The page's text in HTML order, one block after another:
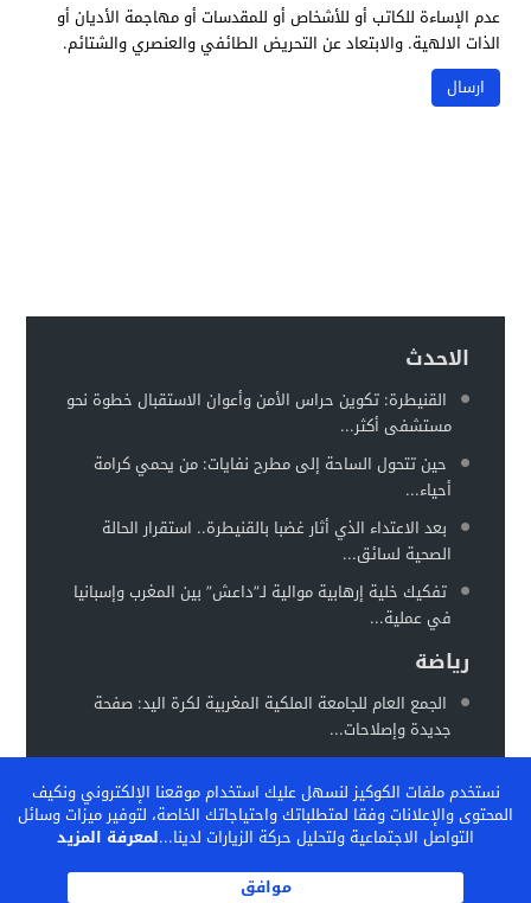
عدم الإساءة للكاتب أو للأشخاص أو للمقدسات أو مهاجمة الأديان أو
الذات الالهية. والابتعاد عن التحريض الطائفي والعنصري والشتائم.
الاحدث
القنيطرة: تكوين حراس الأمن وأعوان الاستقبال خطوة نحو
مستشفى أكثر...
حين تتحول الساحة إلى مطرح نفايات: من يحمي كرامة
أحياء...
بعد الاعتداء الذي أثار غضبا بالقنيطرة.. استقرار الحالة
الصحية لسائق...
تفكيك خلية إرهابية موالية لـ”داعش” بين المغرب وإسبانيا
في عملية...
رياضة
الجمع العام للجامعة الملكية المغربية لكرة اليد: صفحة
جديدة وإصلاحات...
جديد خلال...
الفيفا تشيد بالنموذج المغربي لتكوين المواهب… والمغرب
الكاف بين تثبيت المكاسب وإعادة رسم خريطة الكرة
نستخدم ملفات الكوكيز لنسهل عليك استخدام موقعنا الإلكتروني ونكيف
المحتوى والإعلانات وفقا لمتطلباتك واحتياجاتك الخاصة، لتوفير ميزات وسائل
التواصل الاجتماعية ولتحليل حركة الزيارات لدينا...لمعرفة المزيد
موافق